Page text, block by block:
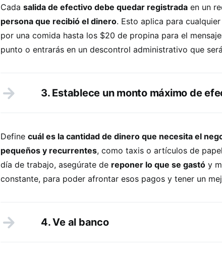
Cada salida de efectivo debe quedar registrada en un
persona que recibió el dinero. Esto aplica para
por una comida hasta los $20 de propina para el
punto o entrarás en un descontrol administrativo que
3. Establece un monto máximo de
Define cuál es la cantidad de dinero que necesita el
pequeños y recurrentes, como taxis o artículos de
día de trabajo, asegúrate de reponer lo que se gastó y
constante, para poder afrontar esos pagos y tener un
4. Ve al banco